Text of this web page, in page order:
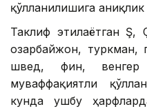
қўлланилишига
Таклиф этилаётган
озарбайжон, туркман,
швед, фин, венгер
муваффақиятли
кунда ушбу